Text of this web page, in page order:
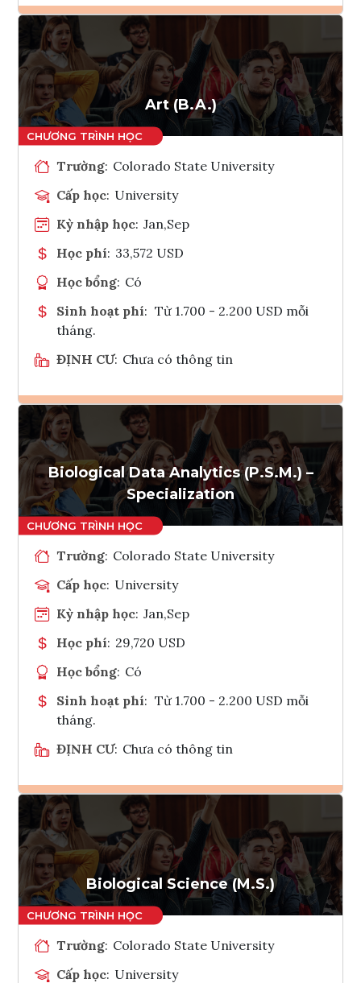
Ghi danh
Tham vấn Interlink
Art (B.A.)
Trường: Colorado State University
Cấp học: University
Kỳ nhập học: Jan,Sep
Học phí: 33,572 USD
Học bổng: Có
Sinh hoạt phí: Từ 1.700 - 2.200 USD mỗi
tháng.
ĐỊNH CƯ: Chưa có thông tin
Ghi danh
Tham vấn Interlink
Biological Data Analytics (P.S.M.) –
Specialization
Trường: Colorado State University
Cấp học: University
Kỳ nhập học: Jan,Sep
Học phí: 29,720 USD
Học bổng: Có
Sinh hoạt phí: Từ 1.700 - 2.200 USD mỗi
tháng.
ĐỊNH CƯ: Chưa có thông tin
Ghi danh
Tham vấn Interlink
Biological Science (M.S.)
Trường: Colorado State University
Cấp học: University